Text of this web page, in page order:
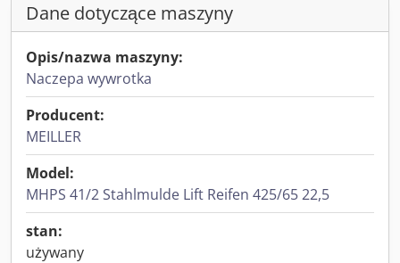
Dane dotyczące maszyny
Opis/nazwa maszyny:
Naczepa wywrotka
Producent:
MEILLER
Model:
MHPS 41/2 Stahlmulde Lift Reifen 425/65 22,5
stan:
używany